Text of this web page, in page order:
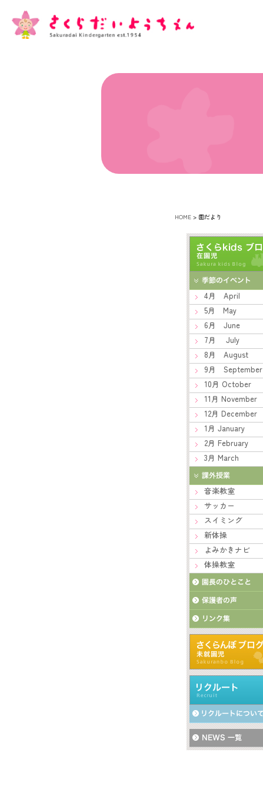
HOME > 園だより
4月 April
5月 May
6月 June
7月 July
8月 August
9月 September
10月 October
11月 November
12月 December
1月 January
2月 February
3月 March
音楽教室
サッカー
スイミング
新体操
よみかきナビ
体操教室